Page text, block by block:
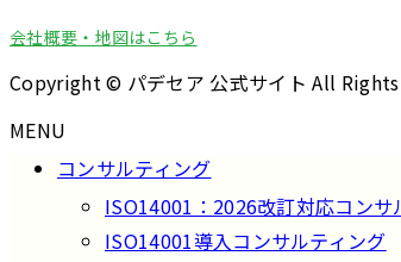
会社概要・地図はこちら
Copyright © パデセア 公式サイト All
MENU
コンサルティング
ISO14001：2026改訂対応コンサ
ISO14001導入コンサルティング